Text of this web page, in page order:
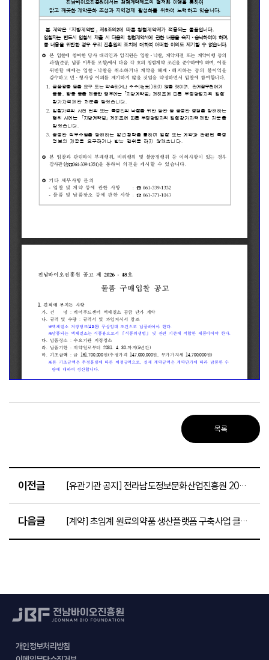
목록
이전글 [유관기관 공지] 전라남도정보문화산업진흥원 2026년 제2차 계약직원 채용 재공고(~5.27.)
다음글 [계약] 초임계 원료의약품 생산플랫폼 구축사업 클린룸 구축(전기) 공사 입찰 공고(~5.26.)
개인정보처리방침